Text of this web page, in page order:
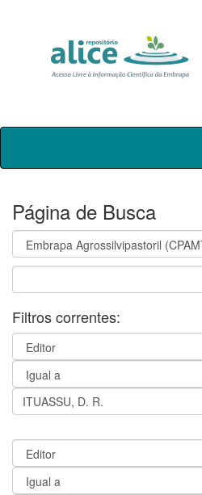
Skip
Página de Busca
Filtros correntes: